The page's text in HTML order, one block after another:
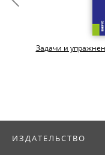
Задачи и
ИЗДАТЕЛЬСТВО